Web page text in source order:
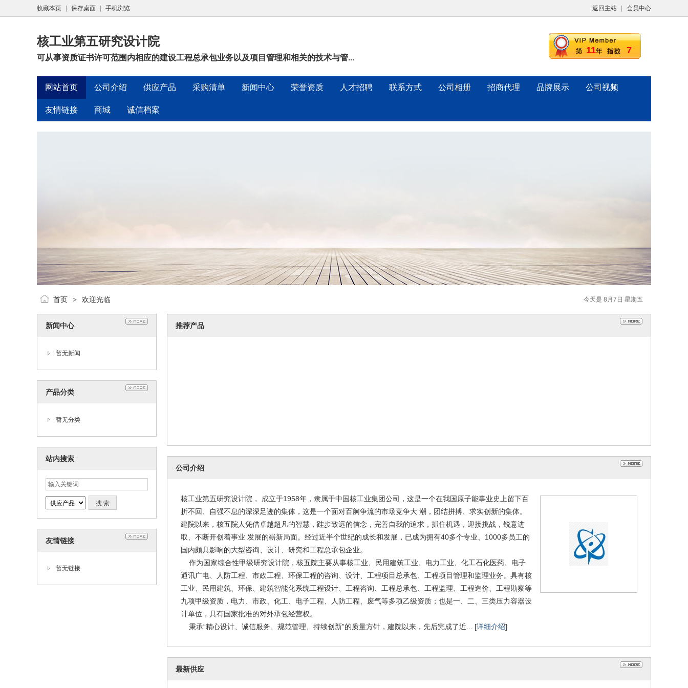
返回主站 会员中心
收藏本页 保存桌面 手机浏览
11 7
核工业第五研究设计院
可从事资质证书许可范围内相应的建设工程总承包业务以及项目管理和相关的技术与管...
网站首页 公司介绍 供应产品 采购清单 新闻中心 荣誉资质 人才招聘 联系方式 公司相册 招商代理 品牌展示 公司视频
友情链接 商城 诚信档案
今天是 8月7日 星期五
首页 > 欢迎光临
新闻中心
暂无新闻
产品分类
暂无分类
站内搜索
友情链接
暂无链接
推荐产品
公司介绍
核工业第五研究设计院， 成立于1958年，隶属于中国核工业集团公司，这是一个在我国原子能事业史上留下百
折不回、自强不息的深深足迹的集体，这是一个面对百舸争流的市场竞争大 潮，团结拼搏、求实创新的集体。
建院以来，核五院人凭借卓越超凡的智慧，跬步致远的信念，完善自我的追求，抓住机遇，迎接挑战，锐意进
取、不断开创着事业 发展的崭新局面。经过近半个世纪的成长和发展，已成为拥有40多个专业、1000多员工的
国内颇具影响的大型咨询、设计、研究和工程总承包企业。
作为国家综合性甲级研究设计院，核五院主要从事核工业、民用建筑工业、电力工业、化工石化医药、电子
通讯广电、人防工程、市政工程、环保工程的咨询、设计、工程项目总承包、工程项目管理和监理业务。具有核
工业、民用建筑、环保、建筑智能化系统工程设计、工程咨询、工程总承包、工程监理、工程造价、工程勘察等
九项甲级资质，电力、市政、化工、电子工程、人防工程、废气等多项乙级资质；也是一、二、三类压力容器设
计单位，具有国家批准的对外承包经营权。
秉承“精心设计、诚信服务、规范管理、持续创新”的质量方针，建院以来，先后完成了近... [详细介绍]
最新供应